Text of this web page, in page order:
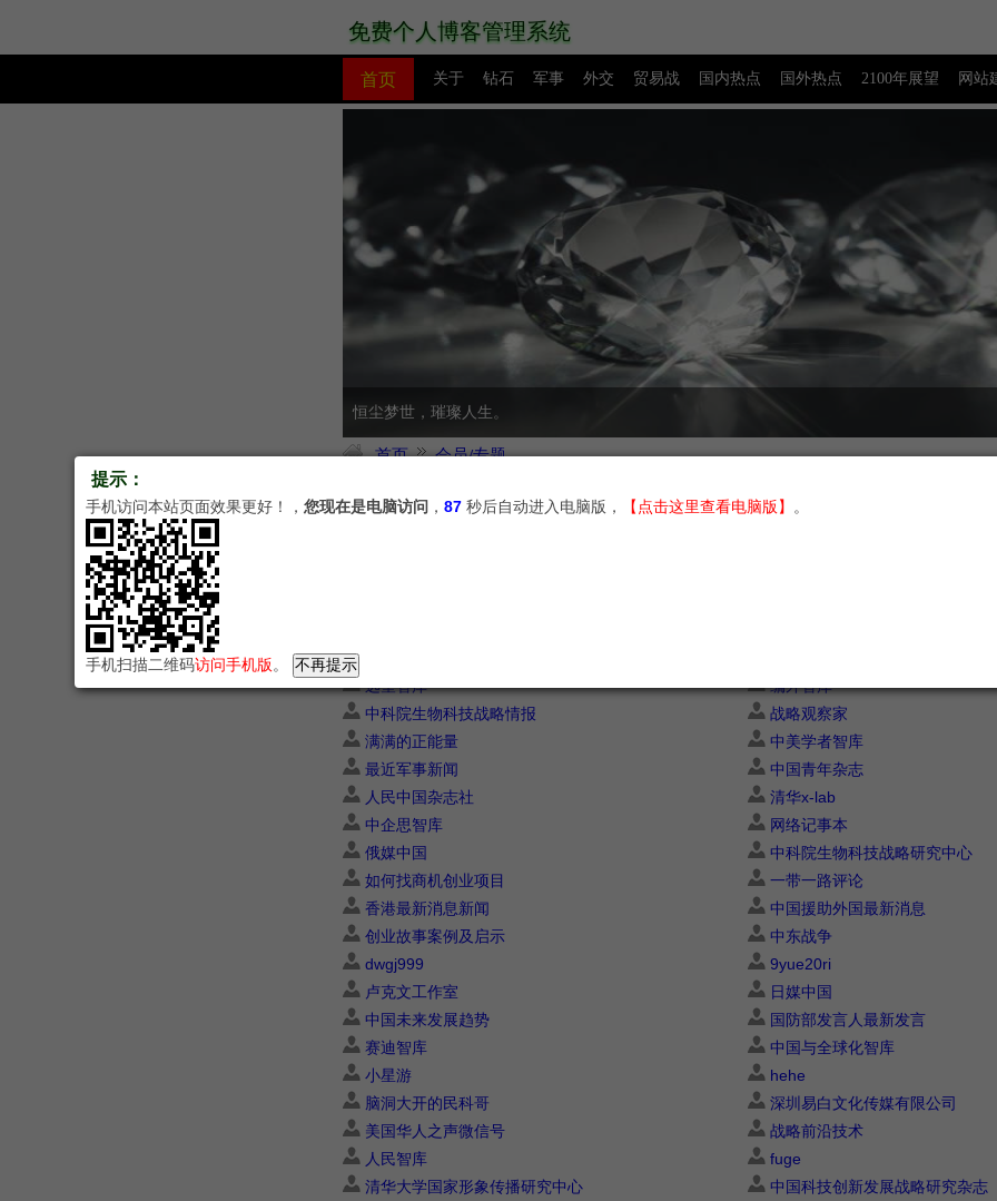
免费个人博客管理系统
首页 关于 钻石 军事 外交 贸易战 国内热点 国外热点 2100年展望 网站
源码下载 创业赚钱
恒尘梦世，璀璨人生。
首页 会员/专题
中美贸易战最新进展
美国的新闻
远望智库
编外智库
中科院生物科技战略情报
战略观察家
满满的正能量
中美学者智库
最近军事新闻
中国青年杂志
人民中国杂志社
清华x-lab
中企思智库
网络记事本
俄媒中国
中科院生物科技战略研究中心
如何找商机创业项目
一带一路评论
香港最新消息新闻
中国援助外国最新消息
创业故事案例及启示
中东战争
dwgj999
9yue20ri
卢克文工作室
日媒中国
中国未来发展趋势
国防部发言人最新发言
赛迪智库
中国与全球化智库
小星游
hehe
脑洞大开的民科哥
深圳易白文化传媒有限公司
美国华人之声微信号
战略前沿技术
人民智库
fuge
清华大学国家形象传播研究中心
中国科技创新发展战略研究杂志
提示：
手机访问本站页面效果更好！，您现在是电脑访问 ，86 秒后自动进入电脑版， 【点击这里查看电脑版】 。
手机扫描二维码访问手机版。